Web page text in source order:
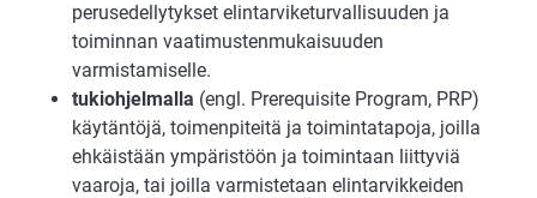
perusedellytykset elintarviketurvallisuuden ja
toiminnan vaatimustenmukaisuuden
varmistamiselle.
tukiohjelmalla (engl. Prerequisite Program, PRP)
käytäntöjä, toimenpiteitä ja toimintatapoja, joilla
ehkäistään ympäristöön ja toimintaan liittyviä
vaaroja, tai joilla varmistetaan elintarvikkeiden